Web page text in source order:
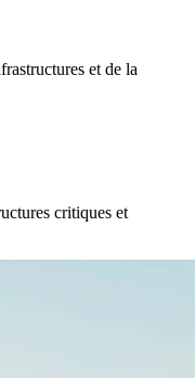
et de la
critiques et